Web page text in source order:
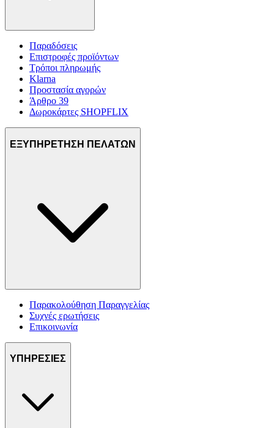
Παραδόσεις
Επιστροφές προϊόντων
Τρόποι πληρωμής
Klarna
Προστασία αγορών
Άρθρο 39
Δωροκάρτες SHOPFLIX
ΕΞΥΠΗΡΕΤΗΣΗ ΠΕΛΑΤΩΝ
Παρακολούθηση Παραγγελίας
Συχνές ερωτήσεις
Επικοινωνία
ΥΠΗΡΕΣΙΕΣ